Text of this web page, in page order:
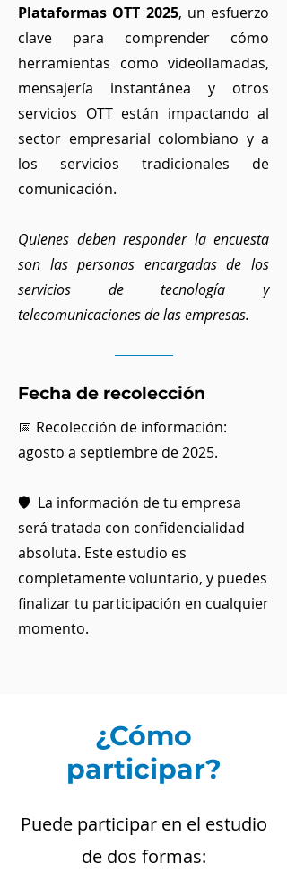
Plataformas OTT 2025, un esfuerzo
clave para comprender cómo
herramientas como videollamadas,
mensajería instantánea y otros
servicios OTT están impactando al
sector empresarial colombiano y a
los servicios tradicionales de
comunicación.
Quienes deben responder la encuesta
son las personas encargadas de los
servicios de tecnología y
telecomunicaciones de las empresas.
Fecha de recolección
📅 Recolección de información:
agosto a septiembre de 2025.
🛡️ La información de tu empresa
será tratada con confidencialidad
absoluta. Este estudio es
completamente voluntario, y puedes
finalizar tu participación en cualquier
momento.
¿Cómo
participar?
Puede participar en el estudio
de dos formas: